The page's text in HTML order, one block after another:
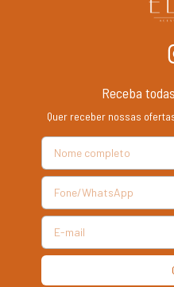
Receba
Quer receber nossas